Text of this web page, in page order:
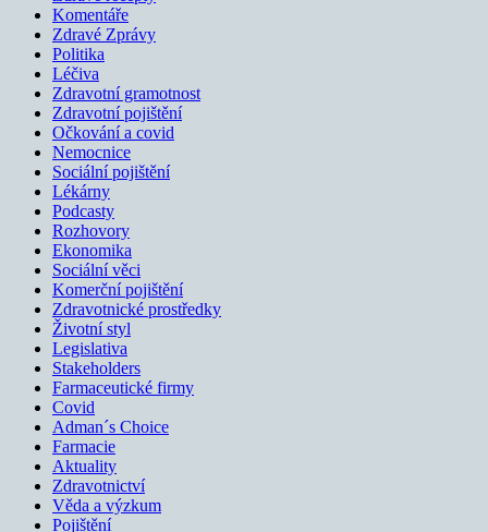
Komentáře
Zdravé Zprávy
Politika
Léčiva
Zdravotní gramotnost
Zdravotní pojištění
Očkování a covid
Nemocnice
Sociální pojištění
Lékárny
Podcasty
Rozhovory
Ekonomika
Sociální věci
Komerční pojištění
Zdravotnické prostředky
Životní styl
Legislativa
Stakeholders
Farmaceutické firmy
Covid
Adman´s Choice
Farmacie
Aktuality
Zdravotnictví
Věda a výzkum
Pojištění